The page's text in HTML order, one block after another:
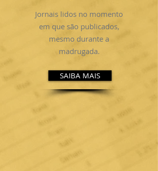
Jornais lidos no momento
em que são publicados,
mesmo durante a
madrugada.
SAIBA MAIS